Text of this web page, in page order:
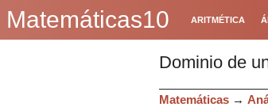
Matemáticas10 ARITMÉTICA
Dominio de
Matemáticas →